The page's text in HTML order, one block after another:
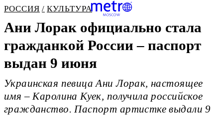
РОССИЯ КУЛЬТУРА
Ани Лорак официально стала
гражданкой России – паспорт
выдан 9 июня
Украинская певица Ани Лорак, настоящее
имя – Каролина Куек, получила российское
гражданство. Паспорт артистке выдали 9